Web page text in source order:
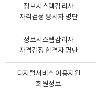
정보시스템감리사
자격검정 응시자 명단
정보시스템감리사
자격검정 합격자 명단
디지털서비스 이용지원
회원정보